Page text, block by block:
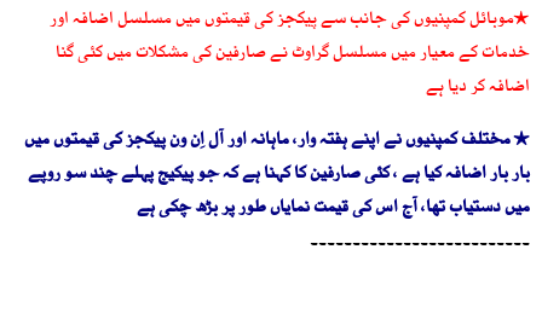
٭موبائل کمپنیوں کی جانب سے پیکجز کی قیمتوں میں مسلسل اضافہ اور
خدمات کے معیار میں مسلسل گراوٹ نے صارفین کی مشکلات میں کئی گنا
اضافہ کر دیا ہے
٭ مختلف کمپنیوں نے اپنے ہفتہ وار، ماہانہ اور آل اِن ون پیکجز کی قیمتوں میں
بار بار اضافہ کیا ہے ، کئی صارفین کا کہنا ہے کہ جو پیکیج پہلے چند سو روپے
میں دستیاب تھا، آج اس کی قیمت نمایاں طور پر بڑھ چکی ہے
۔۔۔۔۔۔۔۔۔۔۔۔۔۔۔۔۔۔۔۔۔۔۔۔۔۔